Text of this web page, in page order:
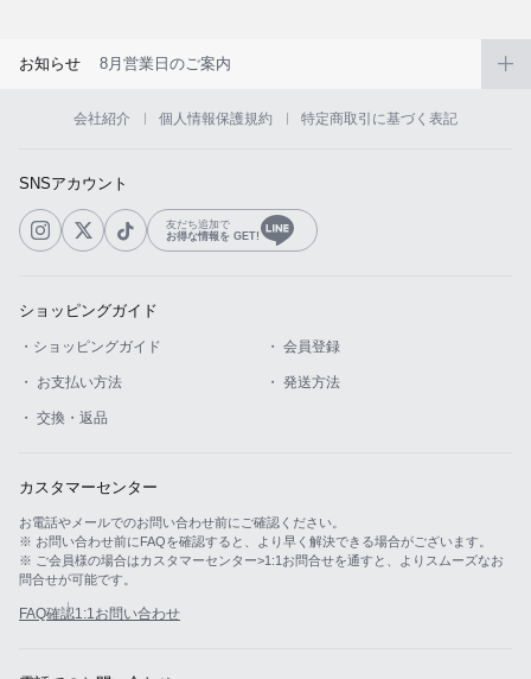
お知らせ 8月営業日のご案内
会社紹介 個人情報保護規約 特定商取引に基づく表記
SNSアカウント
友だち追加で
お得な情報を GET!
ショッピングガイド
・ショッピングガイド ・ 会員登録
・ お支払い方法 ・ 発送方法
・ 交換・返品
カスタマーセンター
お電話やメールでのお問い合わせ前にご確認ください。
※ お問い合わせ前にFAQを確認すると、より早く解決できる場合がございます。
※ ご会員様の場合はカスタマーセンター>1:1お問合せを通すと、よりスムーズなお
問合せが可能です。
FAQ確認1:1お問い合わせ